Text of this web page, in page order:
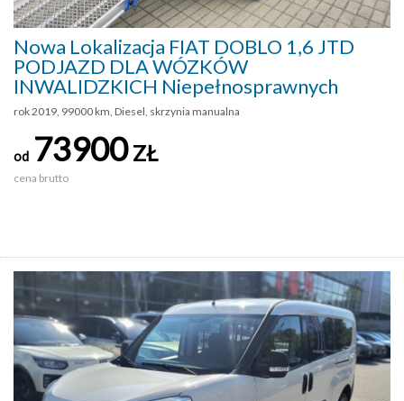
Nowa Lokalizacja FIAT DOBLO 1,6 JTD
PODJAZD DLA WÓZKÓW
INWALIDZKICH Niepełnosprawnych
rok 2019, 99000 km, Diesel, skrzynia manualna
od 73900ZŁ
cena brutto